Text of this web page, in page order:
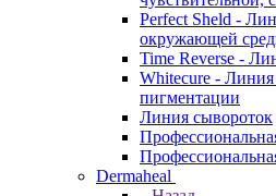
Perfect Sheld -
окружающей
Time Reverse -
Whitecure -
пигментации
Линия сывороток
Dermaheal